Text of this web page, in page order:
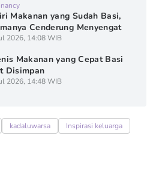
Makanan yang Sudah Basi,
Cenderung Menyengat
2026, 14:08 WIB
Makanan yang Cepat Basi
Disimpan
2026, 14:48 WIB
kadaluwarsa
Inspirasi keluarga